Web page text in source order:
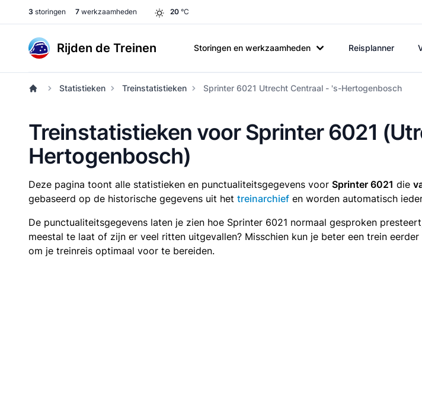
3 storingen 7 werkzaamheden 20 °C
Rijden de Treinen Storingen en werkzaamheden Reisplanner
Statistieken Treinstatistieken Sprinter 6021 Utrecht Centraal - 's-Hertogenbosch
Treinstatistieken voor Sprinter 6021
Hertogenbosch)
Deze pagina toont alle statistieken en punctualiteitsgegevens voor Sprinter 6021 die
gebaseerd op de historische gegevens uit het treinarchief en worden automatisch
De punctualiteitsgegevens laten je zien hoe Sprinter 6021 normaal gesproken
meestal te laat of zijn er veel ritten uitgevallen? Misschien kun je beter een trein
om je treinreis optimaal voor te bereiden.